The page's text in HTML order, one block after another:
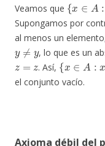
Veamos que
Supongamos por
al menos un
y≠y
, lo que es un
z =z
. Así,
{x ∈A:x ≠x
el conjunto vacío.
Axioma débil del